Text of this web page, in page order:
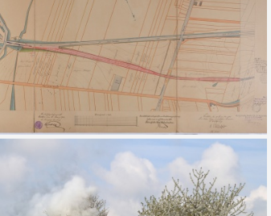
Anschlussgleis der Otto-Schächte und der Krughütte (Ungültig!) - Herkunft/Rechte: Mansfeld-Museum im Humboldt-Schloss (CC BY-NC-SA)